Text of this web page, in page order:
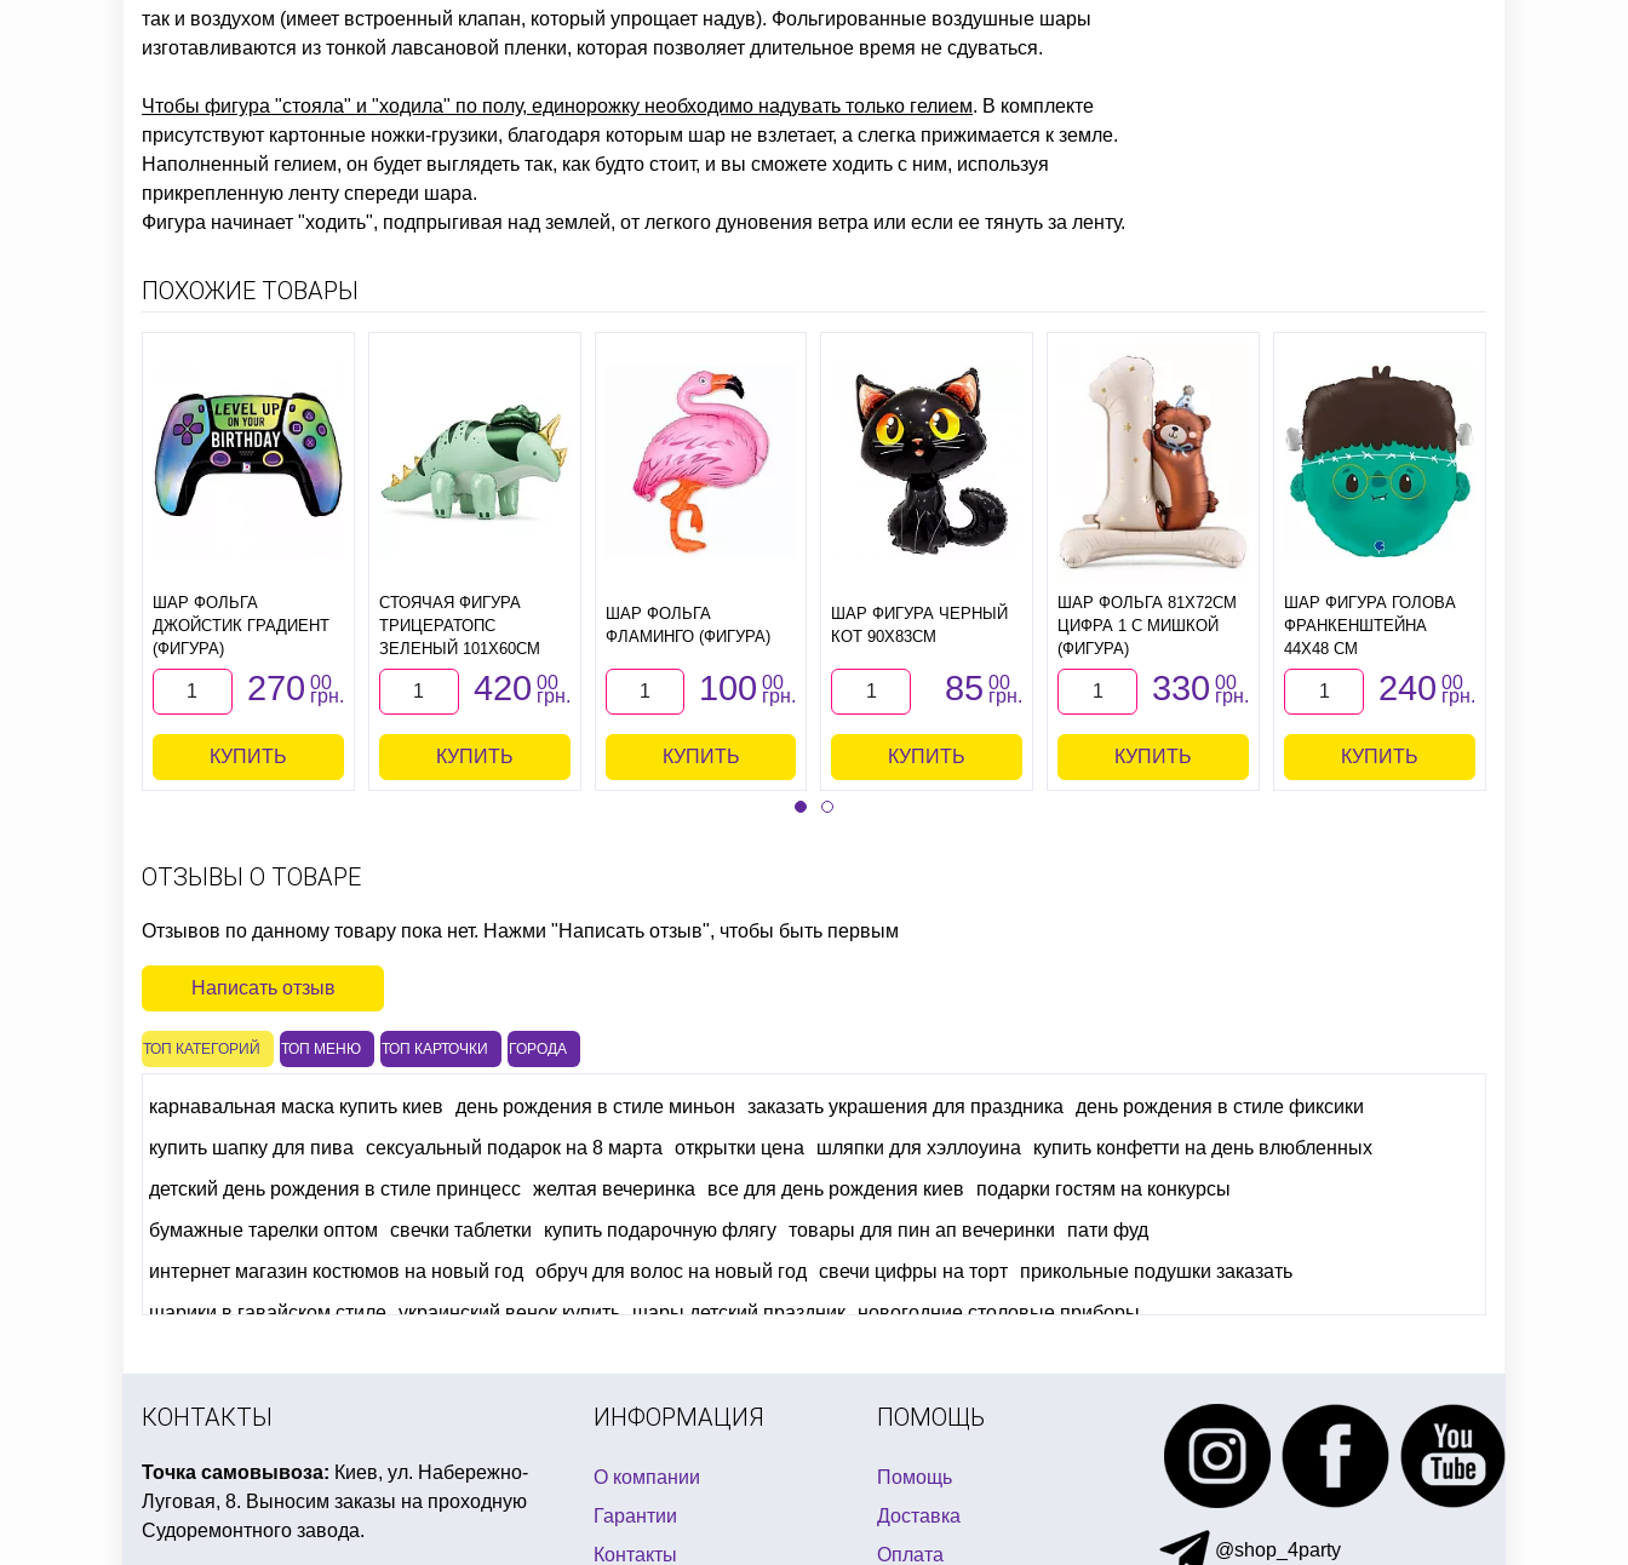
так и воздухом (имеет встроенный клапан, который упрощает надув). Фольгированные воздушные шары
изготавливаются из тонкой лавсановой пленки, которая позволяет длительное время не сдуваться.
Чтобы фигура "стояла" и "ходила" по полу, единорожку необходимо надувать только гелием. В комплекте
присутствуют картонные ножки-грузики, благодаря которым шар не взлетает, а слегка прижимается к земле.
Наполненный гелием, он будет выглядеть так, как будто стоит, и вы сможете ходить с ним, используя
прикрепленную ленту спереди шара.
Фигура начинает "ходить", подпрыгивая над землей, от легкого дуновения ветра или если ее тянуть за ленту.
ПОХОЖИЕ ТОВАРЫ
ШАР ФОЛЬГА
ДЖОЙСТИК ГРАДИЕНТ
(ФИГУРА)
270 00
грн.
КУПИТЬ
СТОЯЧАЯ ФИГУРА
ТРИЦЕРАТОПС
ЗЕЛЕНЫЙ 101Х60СМ
420 00
грн.
КУПИТЬ
ШАР ФОЛЬГА
ФЛАМИНГО (ФИГУРА)
100 00
грн.
КУПИТЬ
ШАР ФИГУРА ЧЕРНЫЙ
КОТ 90Х83СМ
85 00
грн.
КУПИТЬ
ШАР ФОЛЬГА 81Х72СМ
ЦИФРА 1 С МИШКОЙ
(ФИГУРА)
330 00
грн.
КУПИТЬ
ШАР ФИГУРА ГОЛОВА
ФРАНКЕНШТЕЙНА
44Х48 СМ
240 00
грн.
КУПИТЬ
ОТЗЫВЫ О ТОВАРЕ
Отзывов по данному товару пока нет. Нажми "Написать отзыв", чтобы быть первым
Написать отзыв
ТОП КАТЕГОРИЙ ТОП МЕНЮ ТОП КАРТОЧКИ ГОРОДА
карнавальная маска купить киев день рождения в стиле миньон заказать украшения для праздника
день рождения в стиле фиксики
купить шапку для пива
сексуальный подарок на 8 марта открытки цена шляпки для хэллоуина
купить конфетти на день влюбленных
детский день рождения в стиле принцесс желтая вечеринка все для день рождения киев
подарки гостям на конкурсы
бумажные тарелки оптом
свечки таблетки купить подарочную флягу товары для пин ап вечеринки
пати фуд
интернет магазин костюмов на новый год
обруч для волос на новый год свечи цифры на торт
прикольные подушки заказать
шарики в гавайском стиле украинский венок купить шары детский праздник новогодние столовые приборы
КОНТАКТЫ
Точка самовывоза: Киев, ул. Набережно-
Луговая, 8. Выносим заказы на проходную
Судоремонтного завода.
ИНФОРМАЦИЯ
О компании
Гарантии
Контакты
ПОМОЩЬ
Помощь
Доставка
Оплата
@shop_4party